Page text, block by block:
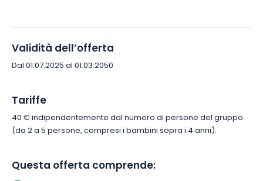
scoprite la regione del Grand Est in tutta libertà!
Validità dell’offerta
Dal 01.07.2025 al 01.03.2050
Tariffe
40 € indipendentemente dal numero di persone del gruppo
(da 2 a 5 persone, compresi i bambini sopra i 4 anni).
Questa offerta comprende: